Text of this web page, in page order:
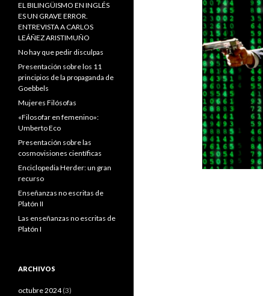
EL BILINGÜISMO EN INGLÉS
ES UN GRAVE ERROR.
ENTREVISTA A CARLOS
LEÁÑEZ ARISTIMUÑO
No hay que pedir disculpas
Presentación sobre los 11
principios de la propaganda de
Goebbels
Mujeres Filósofas
«Filosofar en femenino»:
Umberto Eco
Presentación sobre las
cosmovisiones científicas
Enciclopedia Herder: un gran
recurso
Enseñanzas no escritas de
Platón II
Las enseñanzas no escritas de
Platón I
ARCHIVOS
octubre 2024(3)